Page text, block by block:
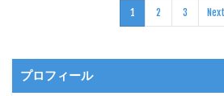
1 2 3 Next
プロフィール